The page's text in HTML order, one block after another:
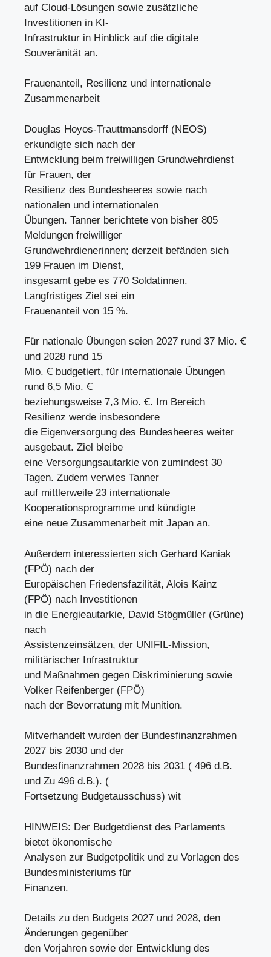
auf Cloud-Lösungen sowie zusätzliche
Investitionen in KI-
Infrastruktur in Hinblick auf die digitale
Souveränität an.
Frauenanteil, Resilienz und internationale
Zusammenarbeit
Douglas Hoyos-Trauttmansdorff (NEOS)
erkundigte sich nach der
Entwicklung beim freiwilligen Grundwehrdienst
für Frauen, der
Resilienz des Bundesheeres sowie nach
nationalen und internationalen
Übungen. Tanner berichtete von bisher 805
Meldungen freiwilliger
Grundwehrdienerinnen; derzeit befänden sich
199 Frauen im Dienst,
insgesamt gebe es 770 Soldatinnen.
Langfristiges Ziel sei ein
Frauenanteil von 15 %.
Für nationale Übungen seien 2027 rund 37 Mio. Ꞓ
und 2028 rund 15
Mio. Ꞓ budgetiert, für internationale Übungen
rund 6,5 Mio. Ꞓ
beziehungsweise 7,3 Mio. Ꞓ. Im Bereich
Resilienz werde insbesondere
die Eigenversorgung des Bundesheeres weiter
ausgebaut. Ziel bleibe
eine Versorgungsautarkie von zumindest 30
Tagen. Zudem verwies Tanner
auf mittlerweile 23 internationale
Kooperationsprogramme und kündigte
eine neue Zusammenarbeit mit Japan an.
Außerdem interessierten sich Gerhard Kaniak
(FPÖ) nach der
Europäischen Friedensfazilität, Alois Kainz
(FPÖ) nach Investitionen
in die Energieautarkie, David Stögmüller (Grüne)
nach
Assistenzeinsätzen, der UNIFIL-Mission,
militärischer Infrastruktur
und Maßnahmen gegen Diskriminierung sowie
Volker Reifenberger (FPÖ)
nach der Bevorratung mit Munition.
Mitverhandelt wurden der Bundesfinanzrahmen
2027 bis 2030 und der
Bundesfinanzrahmen 2028 bis 2031 ( 496 d.B.
und Zu 496 d.B.). (
Fortsetzung Budgetausschuss) wit
HINWEIS: Der Budgetdienst des Parlaments
bietet ökonomische
Analysen zur Budgetpolitik und zu Vorlagen des
Bundesministeriums für
Finanzen.
Details zu den Budgets 2027 und 2028, den
Änderungen gegenüber
den Vorjahren sowie der Entwicklung des